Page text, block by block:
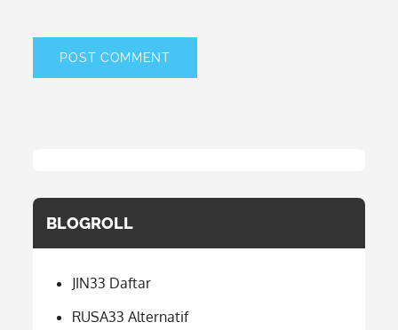
BLOGROLL
JIN33 Daftar
RUSA33 Alternatif